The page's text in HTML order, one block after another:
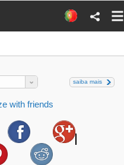
saiba mais
with friends